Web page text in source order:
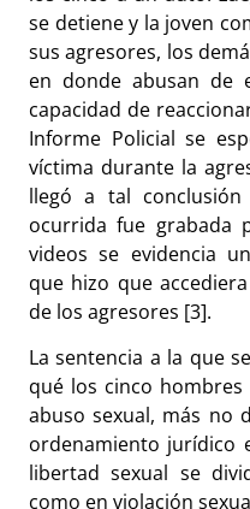
se detiene y la joven
sus agresores, los
en donde abusan de
capacidad de
Informe Policial se
víctima durante la
llegó a tal
ocurrida fue grabada
videos se evidencia
que hizo que
de los agresores [3].
La sentencia a la que
qué los cinco
abuso sexual, más no
ordenamiento jurídico
libertad sexual se
como en violación